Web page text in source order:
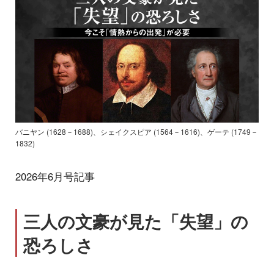
バニヤン (1628－1688)、シェイクスピア (1564－1616)、ゲーテ (1749－
1832)
2026年6月号記事
三人の文豪が見た「失望」の
恐ろしさ